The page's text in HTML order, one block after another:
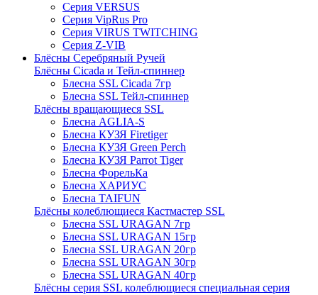
Серия VERSUS
Серия VipRus Pro
Серия VIRUS TWITCHING
Серия Z-VIB
Блёсны Серебряный Ручей
Блёсны Cicada и Тейл-спиннер
Блесна SSL Cicada 7гр
Блесна SSL Тейл-спиннер
Блёсны вращающиеся SSL
Блесна AGLIA-S
Блесна КУЗЯ Firetiger
Блесна КУЗЯ Green Perch
Блесна КУЗЯ Parrot Tiger
Блесна ФорельКа
Блесна ХАРИУС
Блесна TAIFUN
Блёсны колеблющиеся Кастмастер SSL
Блесна SSL URAGAN 7гр
Блесна SSL URAGAN 15гр
Блесна SSL URAGAN 20гр
Блесна SSL URAGAN 30гр
Блесна SSL URAGAN 40гр
Блёсны серия SSL колеблющиеся специальная серия